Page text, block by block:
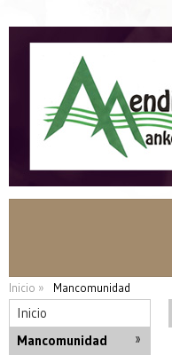
Inicio » Mancomunidad
Inicio
Mancomunidad